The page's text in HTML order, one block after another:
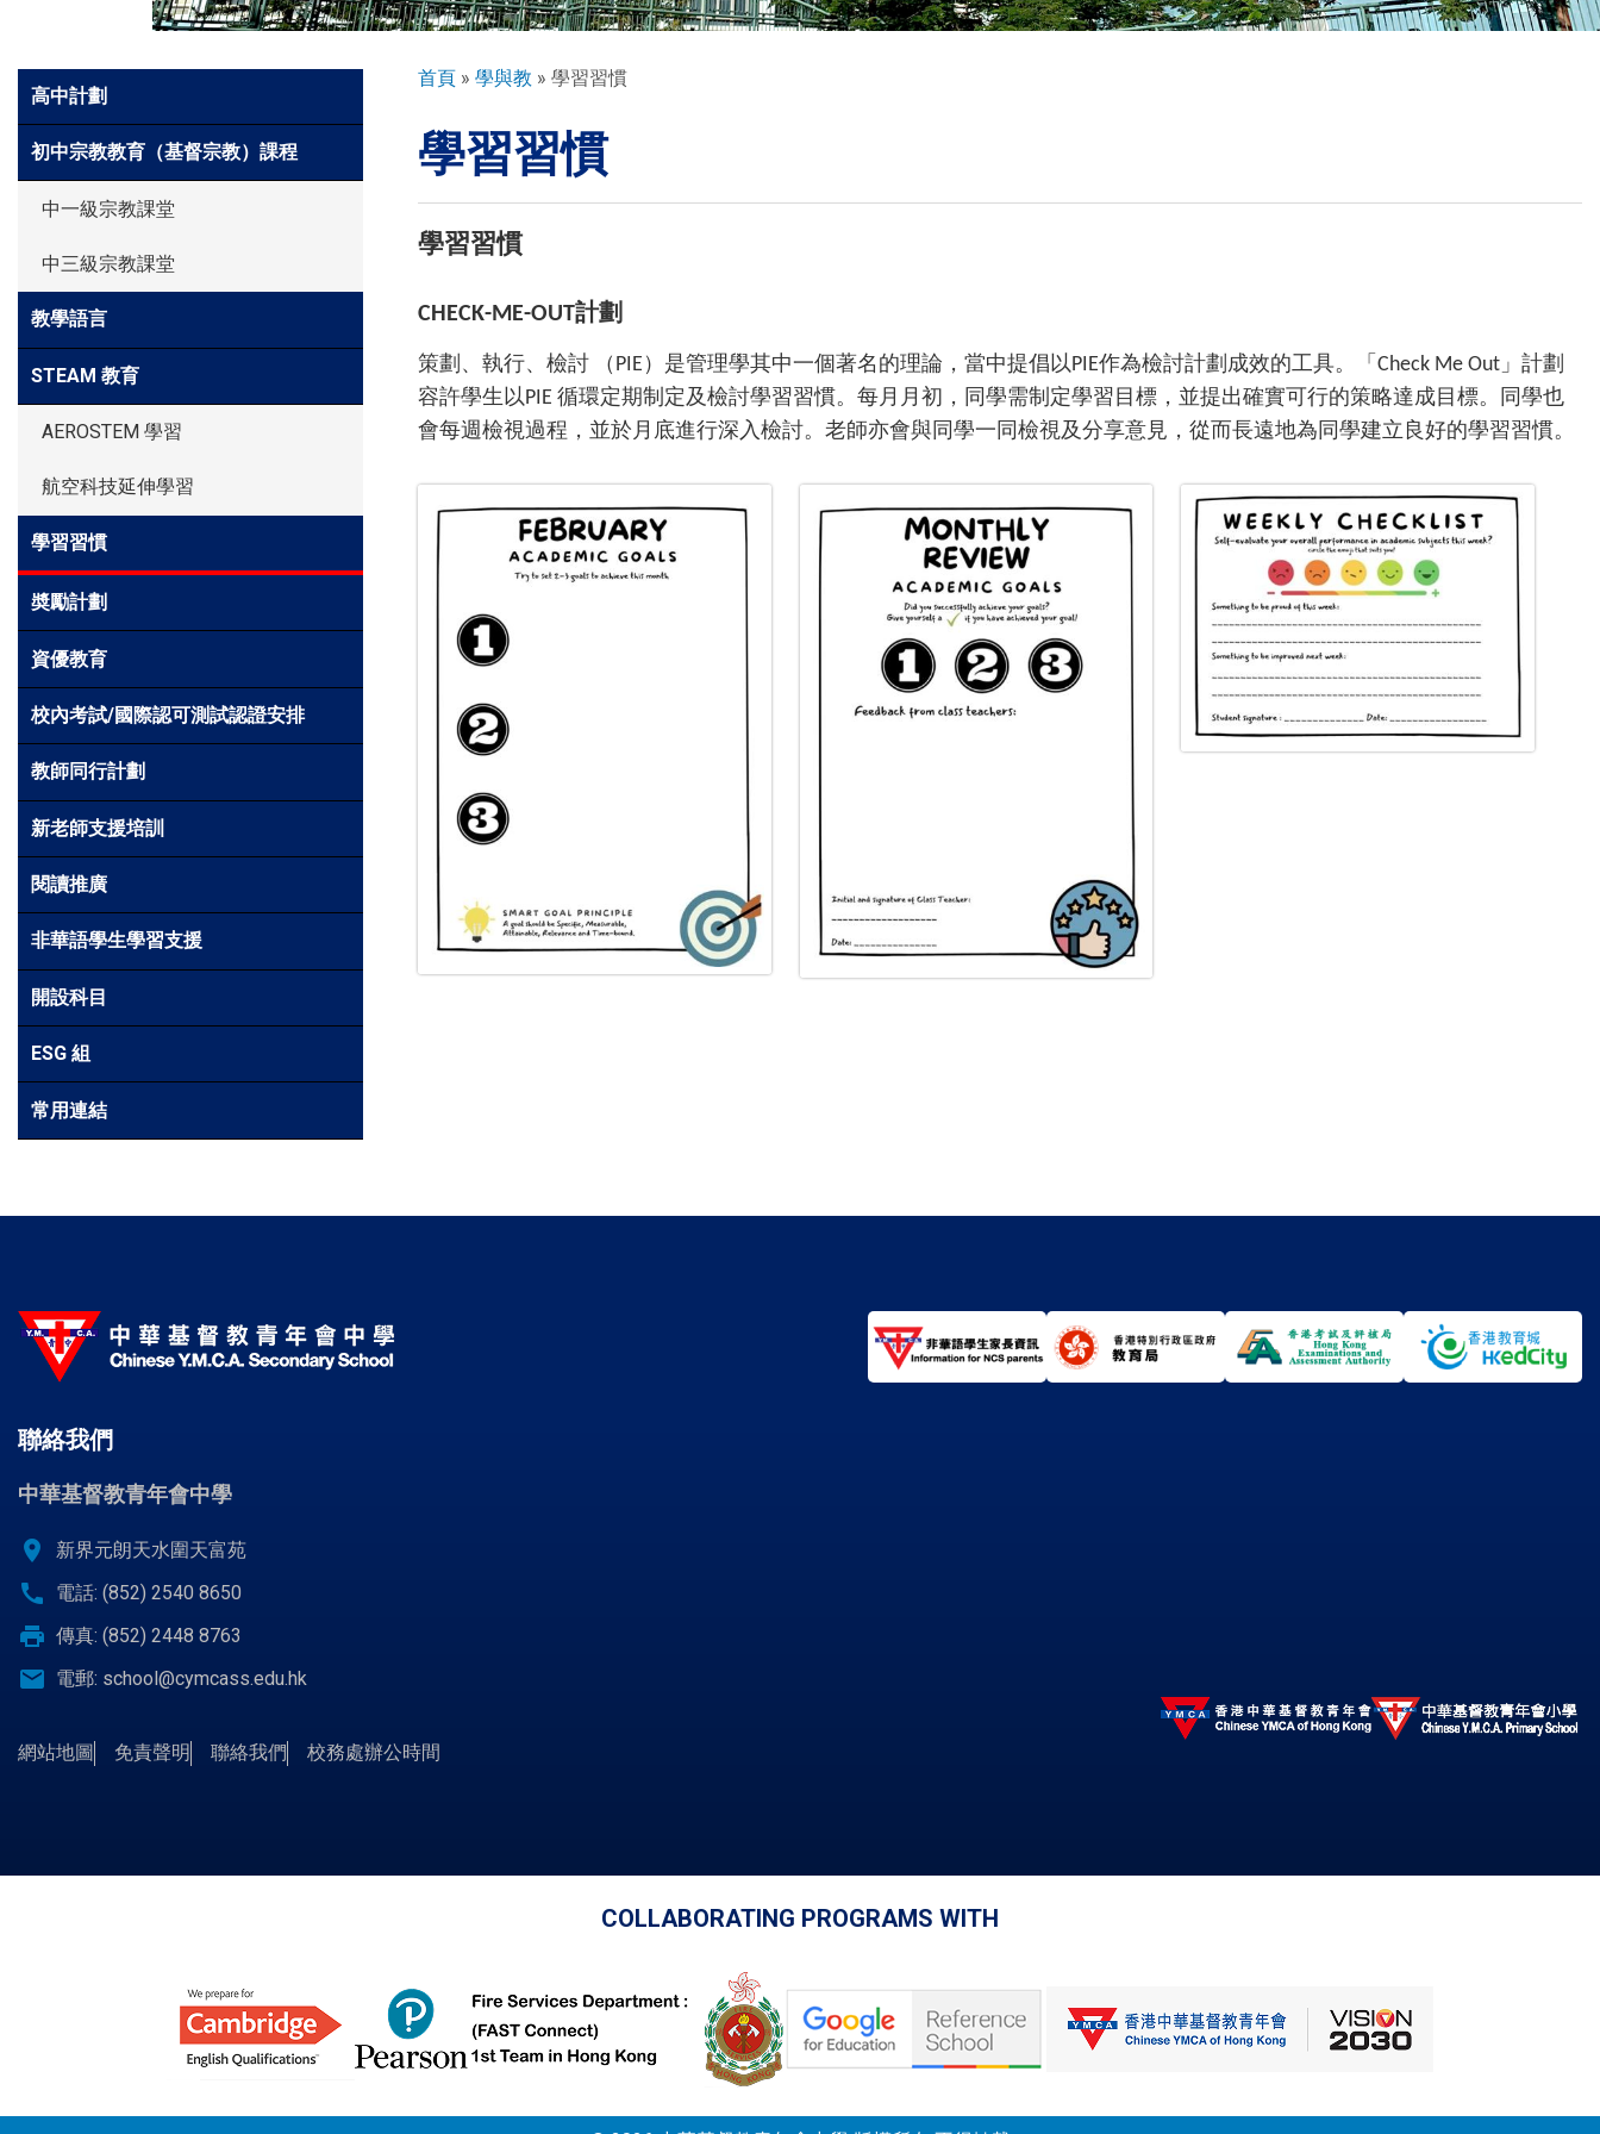
環球探索
入學申請
學生園地
學生表現
家長資訊
校曆表
Side
Meun
高中計劃
初中宗教教育（基督宗教）課程
中一級宗教課堂
中三級宗教課堂
教學語言
STEAM 教育
AEROSTEM 學習
航空科技延伸學習
學習習慣
奬勵計劃
資優教育
校內考試/國際認可測試認證安排
教師同行計劃
新老師支援培訓
閱讀推廣
非華語學生學習支援
開設科目
ESG 組
常用連結
導
連
結
首頁 學與教 學習習慣
學習習慣
學習習慣
CHECK-ME-OUT計劃
策劃、執行、檢討 （PIE）是管理學其中一個著名的理論，當中提倡以PIE作為檢討計劃成效的工具。「Check Me Out」計劃
容許學生以PIE 循環定期制定及檢討學習習慣。每月月初，同學需制定學習目標，並提出確實可行的策略達成目標。同學也
會每週檢視過程，並於月底進行深入檢討。老師亦會與同學一同檢視及分享意見，從而長遠地為同學建立良好的學習習慣。
聯絡我們
中華基督教青年會中學
location_on 新界元朗天水圍天富苑
call 電話: (852) 2540 8650
print 傳真: (852) 2448 8763
email 電郵: school@cymcass.edu.hk
網站地圖 免責聲明 聯絡我們 校務處辦公時間
COLLABORATING PROGRAMS WITH